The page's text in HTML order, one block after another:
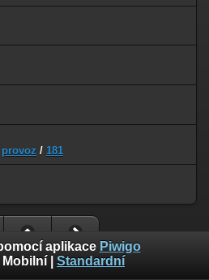
provoz / 181
aplikace Piwigo
Mobilní Standardní